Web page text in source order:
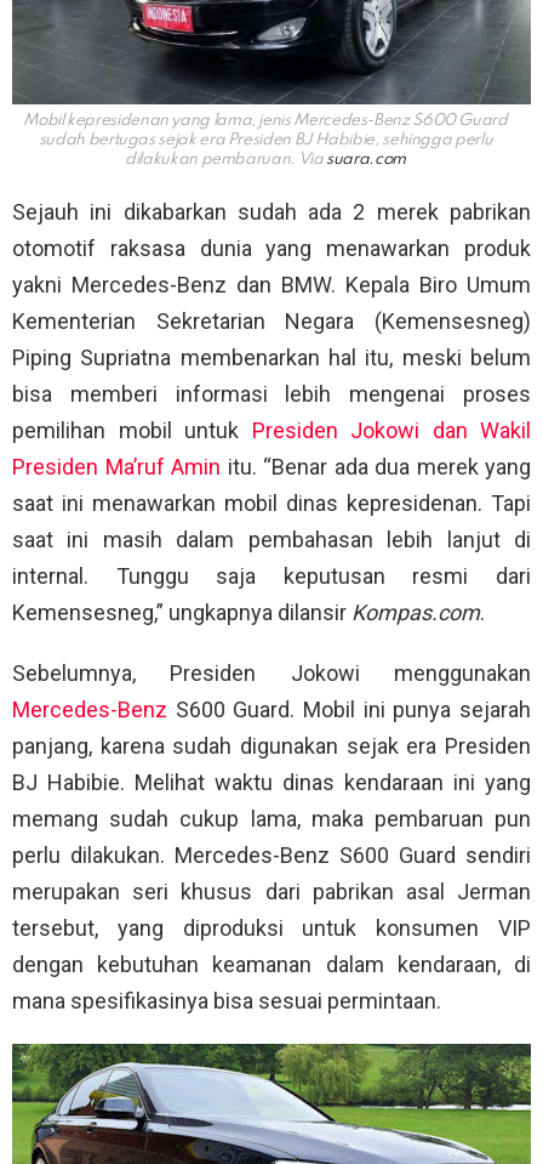
Mobil kepresidenan yang lama, jenis Mercedes-Benz S600 Guard
sudah bertugas sejak era Presiden BJ Habibie, sehingga perlu
dilakukan pembaruan. Via suara.com
Sejauh ini dikabarkan sudah ada 2 merek pabrikan
otomotif raksasa dunia yang menawarkan produk
yakni Mercedes-Benz dan BMW. Kepala Biro Umum
Kementerian Sekretarian Negara (Kemensesneg)
Piping Supriatna membenarkan hal itu, meski belum
bisa memberi informasi lebih mengenai proses
pemilihan mobil untuk Presiden Jokowi dan Wakil
Presiden Ma’ruf Amin itu. “Benar ada dua merek yang
saat ini menawarkan mobil dinas kepresidenan. Tapi
saat ini masih dalam pembahasan lebih lanjut di
internal. Tunggu saja keputusan resmi dari
Kemensesneg,” ungkapnya dilansir Kompas.com.
Sebelumnya, Presiden Jokowi menggunakan
Mercedes-Benz S600 Guard. Mobil ini punya sejarah
panjang, karena sudah digunakan sejak era Presiden
BJ Habibie. Melihat waktu dinas kendaraan ini yang
memang sudah cukup lama, maka pembaruan pun
perlu dilakukan. Mercedes-Benz S600 Guard sendiri
merupakan seri khusus dari pabrikan asal Jerman
tersebut, yang diproduksi untuk konsumen VIP
dengan kebutuhan keamanan dalam kendaraan, di
mana spesifikasinya bisa sesuai permintaan.